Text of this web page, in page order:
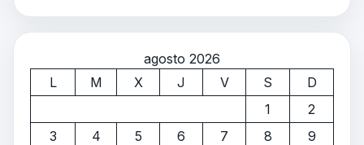
agosto 2026
L
M X J V S
D
1
2
3
4 5 6 7 8
9